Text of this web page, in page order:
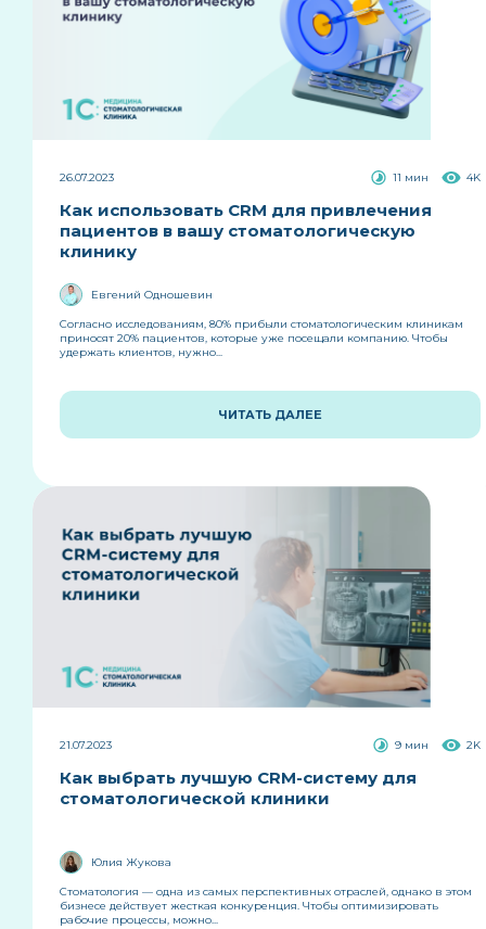
26.07.2023 11 мин 4K
Как использовать CRM для привлечения
пациентов в вашу стоматологическую
клинику
Евгений Одношевин
Согласно исследованиям, 80% прибыли стоматологическим клиникам
приносят 20% пациентов, которые уже посещали компанию. Чтобы
удержать клиентов, нужно...
ЧИТАТЬ ДАЛЕЕ
21.07.2023 9 мин 2K
Как выбрать лучшую CRM-систему для
стоматологической клиники
Юлия Жукова
Стоматология — одна из самых перспективных отраслей, однако в этом
бизнесе действует жесткая конкуренция. Чтобы оптимизировать
рабочие процессы, можно...